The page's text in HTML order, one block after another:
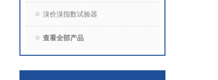
溴价溴指数试验器
查看全部产品